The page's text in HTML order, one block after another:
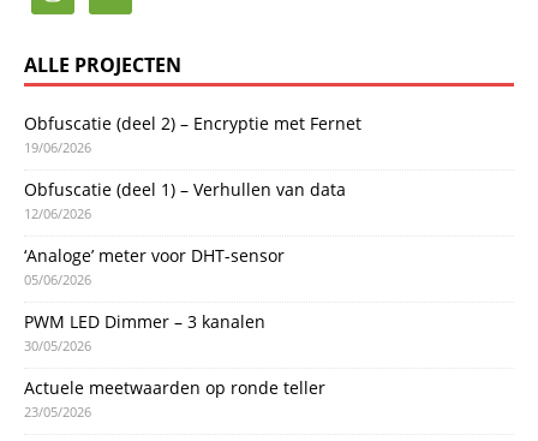
ALLE PROJECTEN
Obfuscatie (deel 2) – Encryptie met Fernet
19/06/2026
Obfuscatie (deel 1) – Verhullen van data
12/06/2026
‘Analoge’ meter voor DHT-sensor
05/06/2026
PWM LED Dimmer – 3 kanalen
30/05/2026
Actuele meetwaarden op ronde teller
23/05/2026